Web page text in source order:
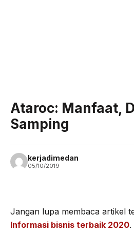
Ataroc: Manfaat,
Samping
kerjadimedan
05/10/2019
Jangan lupa membaca artikel
Informasi bisnis terbaik 2020.